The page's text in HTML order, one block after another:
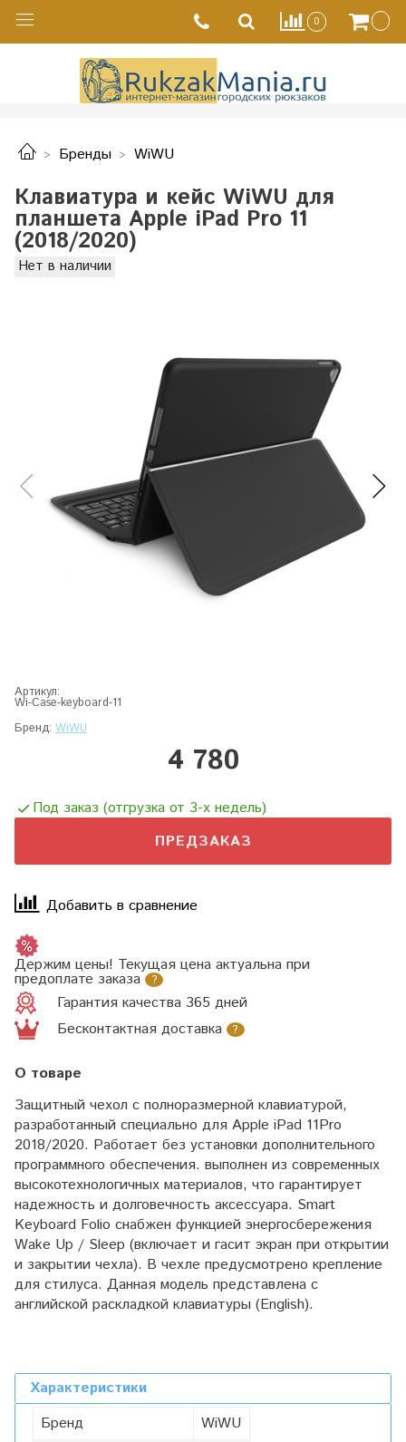
0
Бренды WiWU
Клавиатура и кейс WiWU для
планшета Apple iPad Pro 11
(2018/2020)
Нет в наличии
Артикул:
Wi-Case-keyboard-11
Бренд: WiWU
4 780
Под заказ (отгрузка от 3-х недель)
ПРЕДЗАКАЗ
Добавить в сравнение
Держим цены! Текущая цена актуальна при
предоплате заказа ?
Гарантия качества 365 дней
Бесконтактная доставка
?
О товаре
Защитный чехол с полноразмерной клавиатурой,
разработанный специально для Apple iPad 11Pro
2018/2020. Работает без установки дополнительного
программного обеспечения. выполнен из современных
высокотехнологичных материалов, что гарантирует
надежность и долговечность аксессуара. Smart
Keyboard Folio снабжен функцией энергосбережения
Wake Up / Sleep (включает и гасит экран при открытии
и закрытии чехла). В чехле предусмотрено крепление
для стилуса. Данная модель представлена с
английской раскладкой клавиатуры (English).
Характеристики
Бренд
WiWU